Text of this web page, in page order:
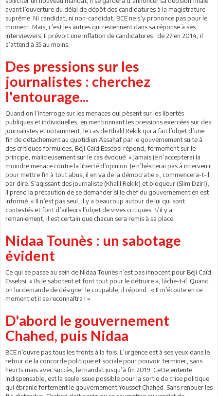
avant l’ouverture du délai de dépôt des candidatures à la magistrature
suprême. Ni candidat, ni non-candidat, BCE ne s’y prononce pas pour le
moment. Mais, c’est les autres qui reviennent dans sa réponse à ses
interviewers. Il prévoit une inflation de candidatures : de 27 en 2014, il
s’attend à 35 au moins.
Des pressions sur les
journalistes : cherchez
l'entourage...
Quand on l’interroge sur les menaces qui pèsent sur les libertés
publiques et individuelles, en mentionnant les pressions exercées sur des
journalistes et notamment, le cas de Khalil Rekik qui a fait l’objet d’une
fin de détachement au quotidien Assahaf par le gouvernement suite à
des critiques formulées, Béji Caïd Essebsi répond, fermement sur le
principe, malicieusement sur le cas évoqué. « Jamais je n’accepterai la
moindre menace contre la liberté d’opinion. Je n’hésiterai pas à intervenir
pour mettre fin à tout abus, il en va de la démocratie », commencera-t-il
par dire. S’agissant des journaliste (Khalil Rekik) et blogueur (Slim Dziri),
il prend la précaution de se demander si le chef du gouvernement en est
informé. « Il n’est pas seul, il y a beaucoup autour de lui qui sont
contestés et font d’ailleurs l’objet de vives critiques. S’il y a
remaniement, il est certain que chacun sera remis à sa place.
Nidaa Tounès : un sabotage
évident
Ce qui se passe au sein de Nidaa Tounès n’est pas innocent pour Béji Caïd
Essebsi. « Ils le sabotent et font tout pour le détruire », lâche-t-il. Quand
on lui demande de désigner le coupable, il répond : « Il m’écoute en ce
moment et il se reconnaîtra ! »
D'abord le gouvernement
Chahed, puis Nidaa
BCE n’ouvre pas tous les fronts à la fois. L’urgence est à ses yeux dans le
retour de la concorde politique et sociale pour pouvoir terminer, sans
heurts mais avec succès, le mandat jusqu’à fin 2019. Cette entente
indispensable, est la seule issue possible pour la sortie de crise politique
qui ébranle fortement le gouvernement Youssef Chahed. Sans renouer les